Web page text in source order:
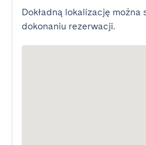
Dokładną lokalizację
dokonaniu rezerwacji.